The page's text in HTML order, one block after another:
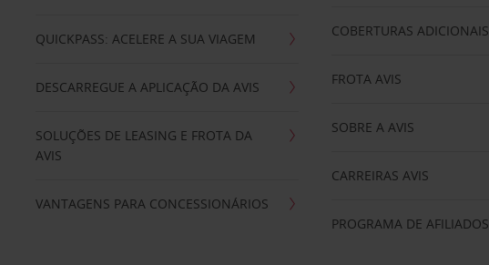
QUICKPASS: ACELERE A SUA VIAGEM
DESCARREGUE A APLICAÇÃO DA AVIS
SOLUÇÕES DE LEASING E FROTA DA
AVIS
VANTAGENS PARA CONCESSIONÁRIOS
COBERTURAS ADICIONAIS
FROTA AVIS
SOBRE A AVIS
CARREIRAS AVIS
PROGRAMA DE AFILIADOS